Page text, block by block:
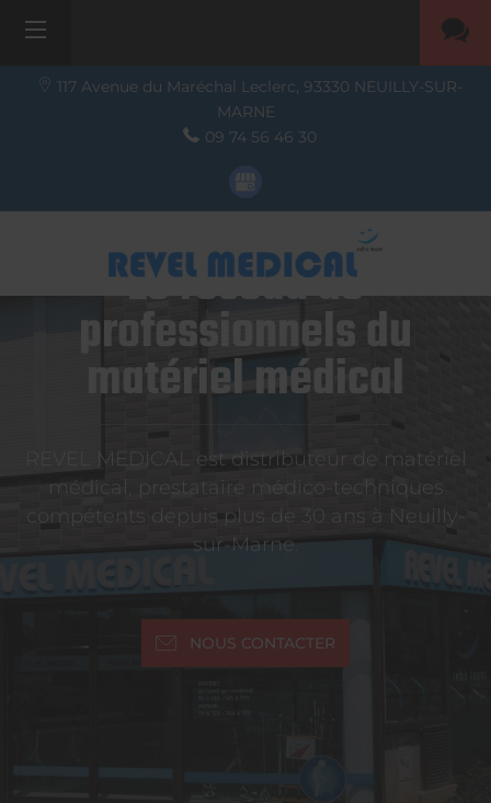
117 Avenue du Maréchal Leclerc, 93330 NEUILLY-SUR-
MARNE
09 74 56 46 30
Le réseau de
professionnels du
matériel médical
REVEL MEDICAL est distributeur de matériel
médical, prestataire médico-techniques
compétents depuis plus de 30 ans à Neuilly-
sur-Marne.
NOUS CONTACTER